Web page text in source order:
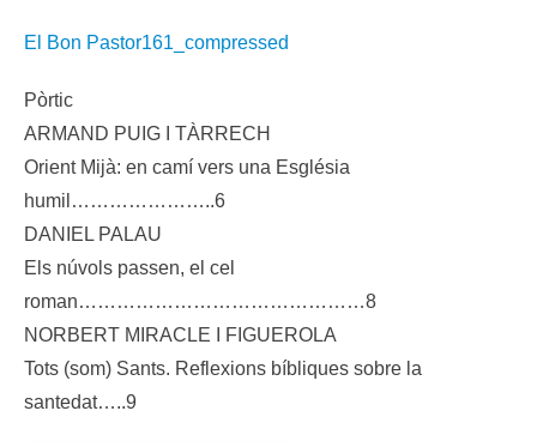
El Bon Pastor161_compressed
Pòrtic
ARMAND PUIG I TÀRRECH
Orient Mijà: en camí vers una Església
humil…………………..6
DANIEL PALAU
Els núvols passen, el cel
roman………………………………………8
NORBERT MIRACLE I FIGUEROLA
Tots (som) Sants. Reflexions bíbliques sobre la
santedat…..9